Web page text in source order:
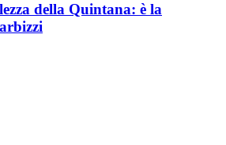
della Quintana: è la